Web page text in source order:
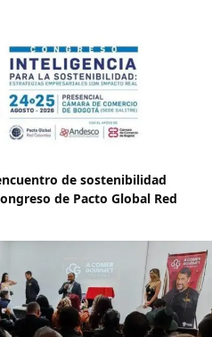
de sostenibilidad
de Pacto Global Red